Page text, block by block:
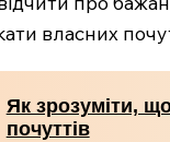
власних
Як зрозуміти,
почуттів